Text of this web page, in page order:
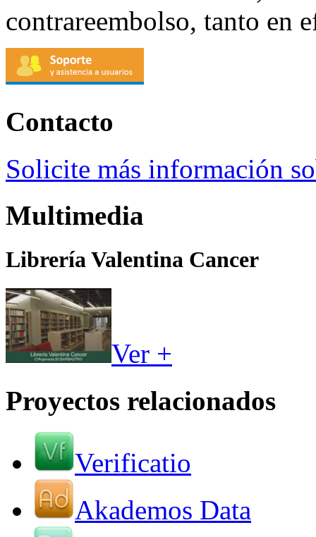
contrareembolso, tanto en
Contacto
Solicite más información
Multimedia
Librería Valentina Cancer
Ver +
Proyectos relacionados
Verificatio
Akademos Data